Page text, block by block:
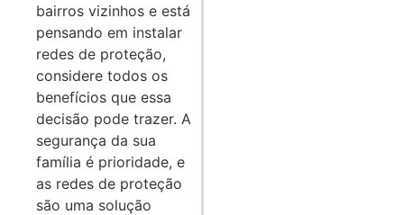
bairros vizinhos e está
pensando em instalar
redes de proteção,
considere todos os
benefícios que essa
decisão pode trazer. A
segurança da sua
família é prioridade, e
as redes de proteção
são uma solução